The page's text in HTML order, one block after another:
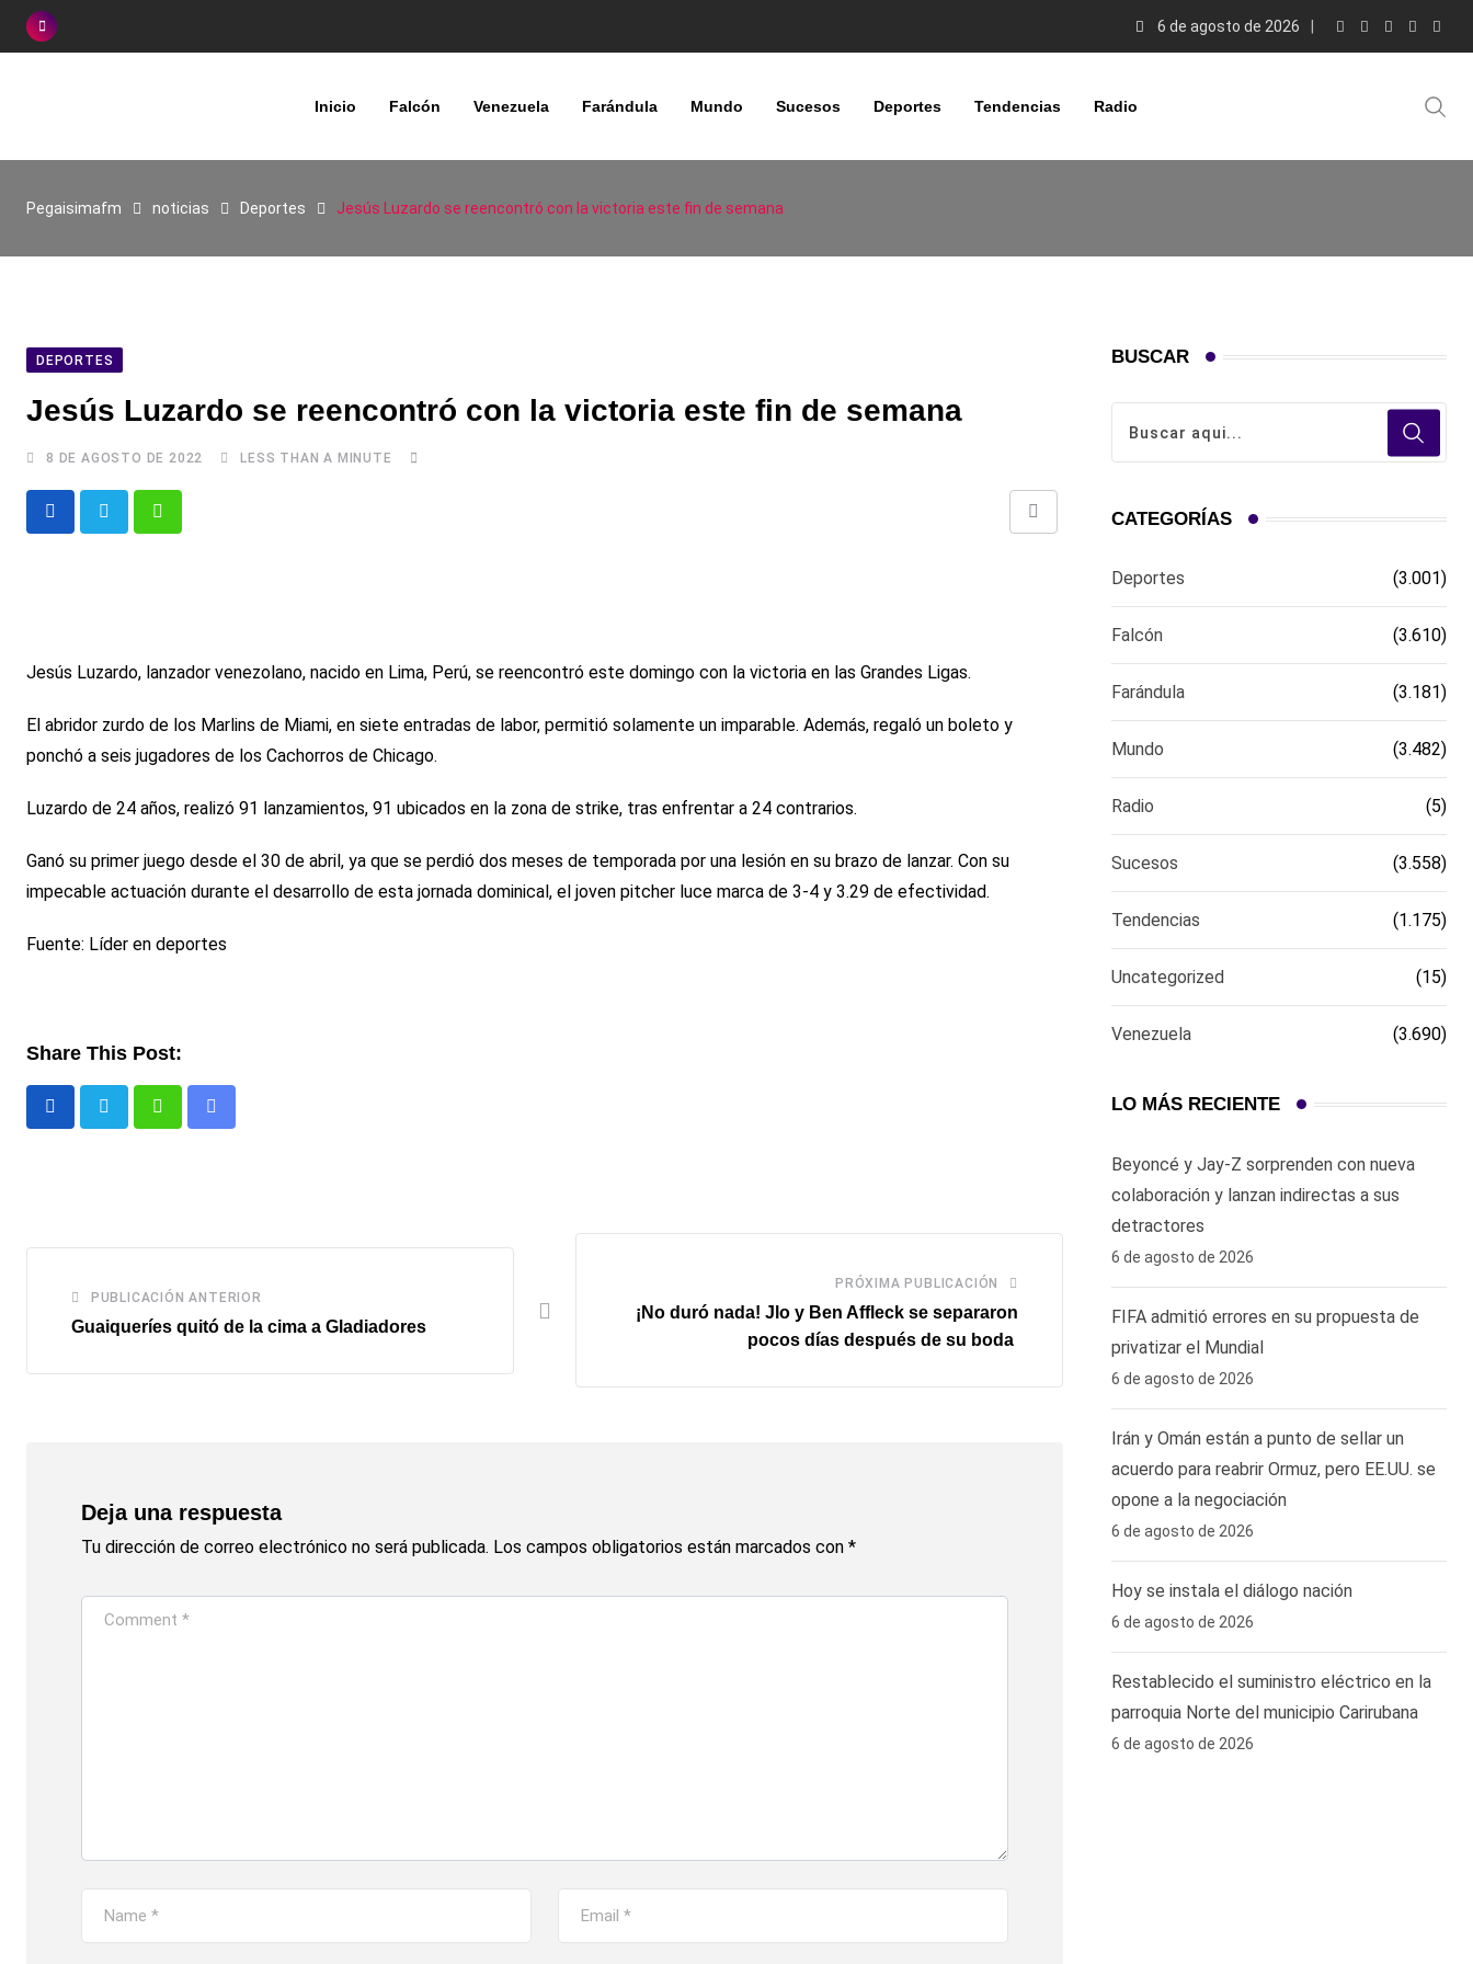
Skip
6 de agosto de 2026
Inicio Falcón Venezuela Farándula Mundo Sucesos Deportes Tendencias Radio
Pegaisimafm noticias Deportes Jesús Luzardo se reencontró con la victoria este fin de semana
DEPORTES
Jesús Luzardo se reencontró con la victoria este fin de semana
8 DE AGOSTO DE 2022 LESS THAN A MINUTE
Jesús Luzardo, lanzador venezolano, nacido en Lima, Perú, se reencontró este domingo con la victoria en las Grandes Ligas.
El abridor zurdo de los Marlins de Miami, en siete entradas de labor, permitió solamente un imparable. Además, regaló un boleto y
ponchó a seis jugadores de los Cachorros de Chicago.
Luzardo de 24 años, realizó 91 lanzamientos, 91 ubicados en la zona de strike, tras enfrentar a 24 contrarios.
Ganó su primer juego desde el 30 de abril, ya que se perdió dos meses de temporada por una lesión en su brazo de lanzar. Con su
impecable actuación durante el desarrollo de esta jornada dominical, el joven pitcher luce marca de 3-4 y 3.29 de efectividad.
Fuente: Líder en deportes
Share This Post:
PUBLICACIÓN ANTERIOR
Guaiqueríes quitó de la cima a Gladiadores
PRÓXIMA PUBLICACIÓN
¡No duró nada! Jlo y Ben Affleck se separaron
pocos días después de su boda
Deja una respuesta
Tu dirección de correo electrónico no será publicada. Los campos obligatorios están marcados con *
BUSCAR
CATEGORÍAS
Deportes (3.001)
Falcón (3.610)
Farándula (3.181)
Mundo (3.482)
Radio (5)
Sucesos (3.558)
Tendencias (1.175)
Uncategorized (15)
Venezuela (3.690)
LO MÁS RECIENTE
Beyoncé y Jay-Z sorprenden con nueva
colaboración y lanzan indirectas a sus
detractores
6 de agosto de 2026
FIFA admitió errores en su propuesta de
privatizar el Mundial
6 de agosto de 2026
Irán y Omán están a punto de sellar un
acuerdo para reabrir Ormuz, pero EE.UU. se
opone a la negociación
6 de agosto de 2026
Hoy se instala el diálogo nación
6 de agosto de 2026
Restablecido el suministro eléctrico en la
parroquia Norte del municipio Carirubana
6 de agosto de 2026